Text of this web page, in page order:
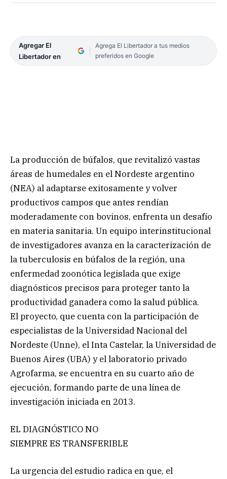
Agregar El
Libertador en
Agrega El Libertador a tus medios
preferidos en Google
La producción de búfalos, que revitalizó vastas
áreas de humedales en el Nordeste argentino
(NEA) al adaptarse exitosamente y volver
productivos campos que antes rendían
moderadamente con bovinos, enfrenta un desafío
en materia sanitaria. Un equipo interinstitucional
de investigadores avanza en la caracterización de
la tuberculosis en búfalos de la región, una
enfermedad zoonótica legislada que exige
diagnósticos precisos para proteger tanto la
productividad ganadera como la salud pública.
El proyecto, que cuenta con la participación de
especialistas de la Universidad Nacional del
Nordeste (Unne), el Inta Castelar, la Universidad de
Buenos Aires (UBA) y el laboratorio privado
Agrofarma, se encuentra en su cuarto año de
ejecución, formando parte de una línea de
investigación iniciada en 2013.
EL DIAGNÓSTICO NO
SIEMPRE ES TRANSFERIBLE
La urgencia del estudio radica en que, el